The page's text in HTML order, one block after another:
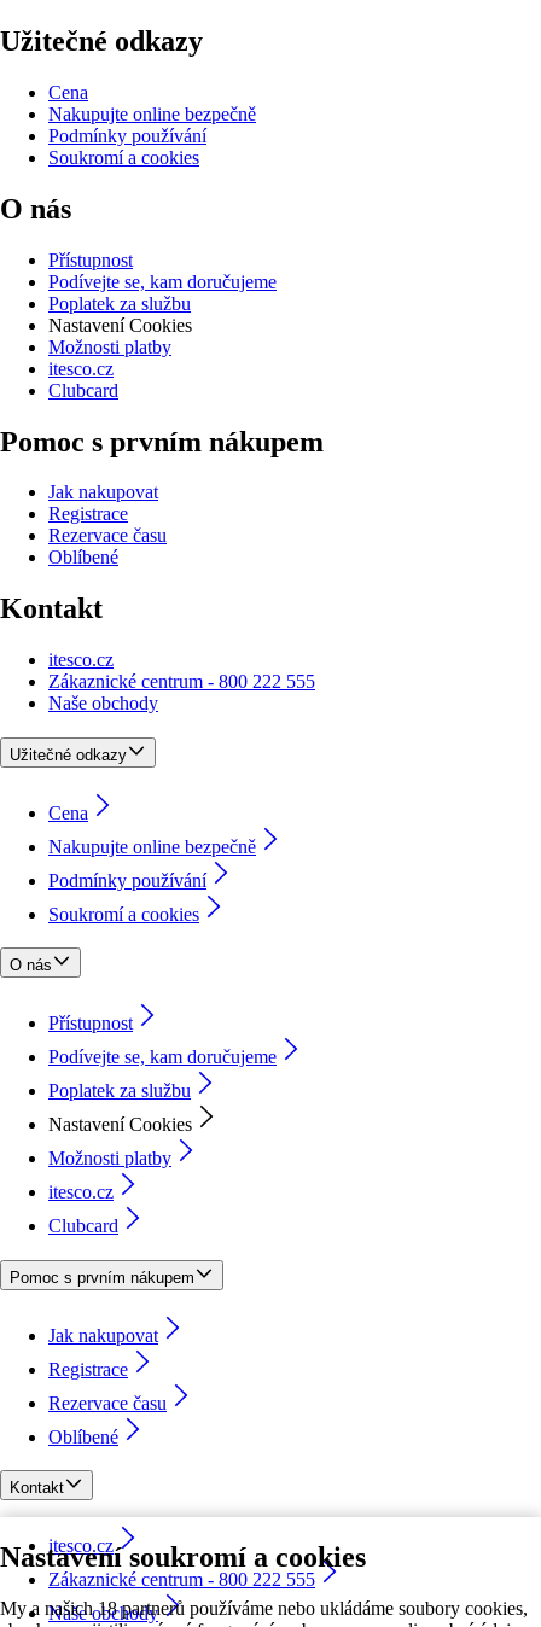
Nastavení soukromí a cookies
My a našich 18 partnerů používáme nebo ukládáme soubory cookies,
Užitečné odkazy
Cena
Nakupujte online bezpečně
Podmínky používání
Soukromí a cookies
O nás
Přístupnost
Podívejte se, kam doručujeme
Poplatek za službu
Nastavení Cookies
Možnosti platby
itesco.cz
Clubcard
Pomoc s prvním nákupem
Jak nakupovat
Registrace
Rezervace času
Oblíbené
Kontakt
itesco.cz
Zákaznické centrum - 800 222 555
Naše obchody
Užitečné odkazy
Cena
Nakupujte online bezpečně
Podmínky používání
Soukromí a cookies
O nás
Přístupnost
Podívejte se, kam doručujeme
Poplatek za službu
Nastavení Cookies
Možnosti platby
itesco.cz
Clubcard
Pomoc s prvním nákupem
Jak nakupovat
Registrace
Rezervace času
Oblíbené
Kontakt
itesco.cz
Zákaznické centrum - 800 222 555
Naše obchody